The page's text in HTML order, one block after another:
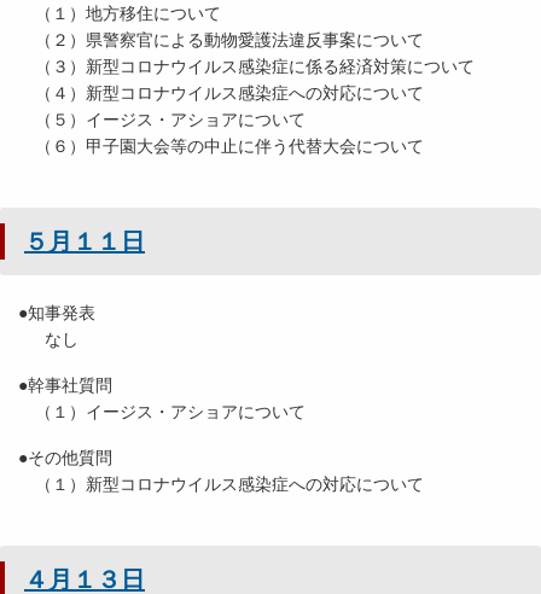
（１）地方移住について
（２）県警察官による動物愛護法違反事案について
（３）新型コロナウイルス感染症に係る経済対策について
（４）新型コロナウイルス感染症への対応について
（５）イージス・アショアについて
（６）甲子園大会等の中止に伴う代替大会について
５月１１日
●知事発表
なし
●幹事社質問
（１）イージス・アショアについて
●その他質問
（１）新型コロナウイルス感染症への対応について
４月１３日